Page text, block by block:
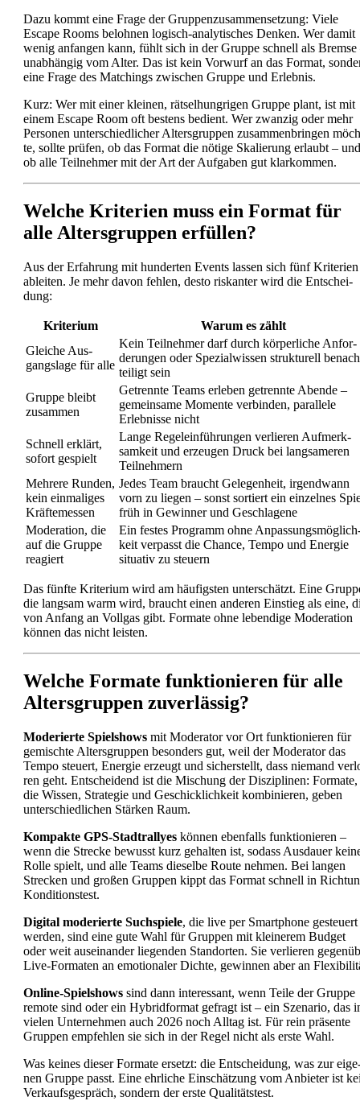
Dazu kommt eine Fra­ge der Grup­pen­zu­sam­men­set­zung: Vie­le
Escape Rooms beloh­nen logisch-ana­ly­ti­sches Den­ken. Wer damit
wenig anfan­gen kann, fühlt sich in der Grup­pe schnell als Brem­se
unab­hän­gig vom Alter. Das ist kein Vor­wurf an das For­mat,
eine Fra­ge des Matchings zwi­schen Grup­pe und Erleb­nis.
Kurz: Wer mit einer klei­nen, rät­sel­hung­ri­gen Grup­pe plant, ist mit
einem Escape Room oft bes­tens bedient. Wer zwan­zig oder mehr
Per­so­nen unter­schied­li­cher Alters­grup­pen zusam­men­brin­gen
te, soll­te prü­fen, ob das For­mat die nöti­ge Ska­lie­rung erlaubt – und
ob alle Teil­neh­mer mit der Art der Auf­ga­ben gut klar­kom­men.
Wel­che Kri­te­ri­en muss ein For­mat für
alle Alters­grup­pen erfül­len?
Aus der Erfah­rung mit hun­der­ten Events las­sen sich fünf Kri­te­ri­en
ablei­ten. Je mehr davon feh­len, des­to ris­kan­ter wird die Ent­schei­
dung:
Kri­te­ri­um
War­um es zählt
Glei­che Aus­
gangs­la­ge für alle
Kein Teil­neh­mer darf durch kör­per­li­che Anfor­
de­run­gen oder Spe­zi­al­wis­sen struk­tu­rell
tei­ligt sein
Grup­pe bleibt
zusam­men
Getrenn­te Teams erle­ben getrenn­te Aben­de –
gemein­sa­me Momen­te ver­bin­den, par­al­le­le
Erleb­nis­se nicht
Schnell erklärt,
sofort gespielt
Lan­ge Regel­ein­füh­run­gen ver­lie­ren Auf­merk­
sam­keit und erzeu­gen Druck bei lang­sa­me­ren
Teil­neh­mern
Meh­re­re Run­den,
kein ein­ma­li­ges
Kräf­te­mes­sen
Jedes Team braucht Gele­gen­heit, irgend­wann
vorn zu lie­gen – sonst sor­tiert ein ein­zel­nes
früh in Gewin­ner und Geschla­ge­ne
Mode­ra­ti­on, die
auf die Grup­pe
reagiert
Ein fes­tes Pro­gramm ohne
keit ver­passt die Chan­ce, Tem­po und Ener­gie
situa­tiv zu steu­ern
Das fünf­te Kri­te­ri­um wird am häu­figs­ten unter­schätzt. Eine
die lang­sam warm wird, braucht einen ande­ren Ein­stieg als eine,
von Anfang an Voll­gas gibt. For­ma­te ohne leben­di­ge Mode­ra­ti­on
kön­nen das nicht leis­ten.
Wel­che For­ma­te funk­tio­nie­ren für alle
Alters­grup­pen zuver­läs­sig?
Mode­rier­te Spiel­shows mit Mode­ra­tor vor Ort funk­tio­nie­ren für
gemisch­te Alters­grup­pen beson­ders gut, weil der Mode­ra­tor das
Tem­po steu­ert, Ener­gie erzeugt und sicher­stellt, dass nie­mand
ren geht. Ent­schei­dend ist die Mischung der Dis­zi­pli­nen: For­ma­te,
die Wis­sen, Stra­te­gie und Geschick­lich­keit kom­bi­nie­ren, geben
unter­schied­li­chen Stär­ken Raum.
Kom­pak­te GPS-Stadt­ral­lyes kön­nen eben­falls funk­tio­nie­ren –
wenn die Stre­cke bewusst kurz gehal­ten ist, sodass Aus­dau­er
Rol­le spielt, und alle Teams die­sel­be Rou­te neh­men. Bei lan­gen
Stre­cken und gro­ßen Grup­pen kippt das For­mat schnell in
Kon­di­ti­ons­test.
Digi­tal mode­rier­te Such­spie­le, die live per Smart­phone gesteu­ert
wer­den, sind eine gute Wahl für Grup­pen mit klei­ne­rem Bud­get
oder weit aus­ein­an­der lie­gen­den Stand­or­ten. Sie ver­lie­ren
Live-For­ma­ten an emo­tio­na­ler Dich­te, gewin­nen aber an
Online-Spiel­shows sind dann inter­es­sant, wenn Tei­le der Grup­pe
remo­te sind oder ein Hybrid­for­mat gefragt ist – ein Sze­na­rio, das
vie­len Unter­neh­men auch 2026 noch All­tag ist. Für rein prä­sen­te
Grup­pen emp­feh­len sie sich in der Regel nicht als ers­te Wahl.
Was kei­nes die­ser For­ma­te ersetzt: die Ent­schei­dung, was zur
nen Grup­pe passt. Eine ehr­li­che Ein­schät­zung vom Anbie­ter ist
Ver­kaufs­ge­spräch, son­dern der ers­te Qua­li­täts­test.